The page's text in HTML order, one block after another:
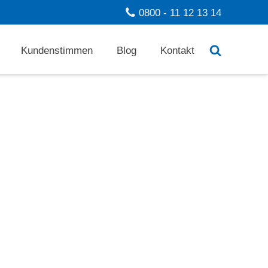
0800 - 11 12 13 14
Kundenstimmen Blog Kontakt